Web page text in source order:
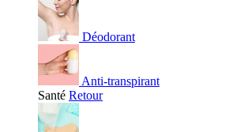
Déodorant
Anti-transpirant
Santé Retour